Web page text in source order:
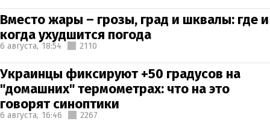
Вместо жары – грозы, град и шквалы: где и
когда ухудшится погода
6 августа, 18:54 2110
Украинцы фиксируют +50 градусов на
"домашних" термометрах: что на это
говорят синоптики
6 августа, 16:46 2267